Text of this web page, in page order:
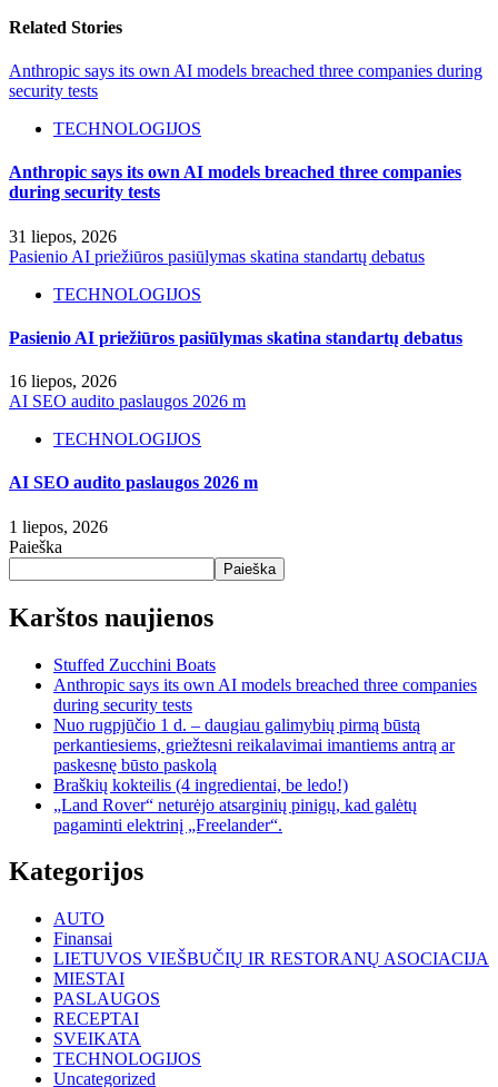
Related Stories
Anthropic says its own AI models breached three companies during
security tests
TECHNOLOGIJOS
Anthropic says its own AI models breached three companies
during security tests
31 liepos, 2026
Pasienio AI priežiūros pasiūlymas skatina standartų debatus
TECHNOLOGIJOS
Pasienio AI priežiūros pasiūlymas skatina standartų debatus
16 liepos, 2026
AI SEO audito paslaugos 2026 m
TECHNOLOGIJOS
AI SEO audito paslaugos 2026 m
1 liepos, 2026
Paieška
Paieška
Karštos naujienos
Stuffed Zucchini Boats
Anthropic says its own AI models breached three companies
during security tests
Nuo rugpjūčio 1 d. – daugiau galimybių pirmą būstą
perkantiesiems, griežtesni reikalavimai imantiems antrą ar
paskesnę būsto paskolą
Braškių kokteilis (4 ingredientai, be ledo!)
„Land Rover“ neturėjo atsarginių pinigų, kad galėtų
pagaminti elektrinį „Freelander“.
Kategorijos
AUTO
Finansai
LIETUVOS VIEŠBUČIŲ IR RESTORANŲ ASOCIACIJA
MIESTAI
PASLAUGOS
RECEPTAI
SVEIKATA
TECHNOLOGIJOS
Uncategorized